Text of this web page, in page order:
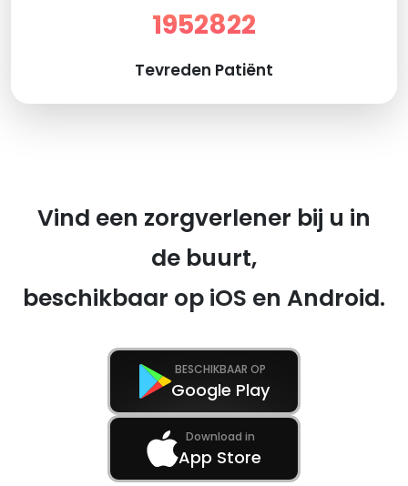
1952822
Tevreden Patiënt
Vind een zorgverlener bij u in
de buurt,
beschikbaar op iOS en Android.
BESCHIKBAAR OP
Google Play
Download in
App Store